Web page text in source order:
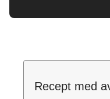
Recept med